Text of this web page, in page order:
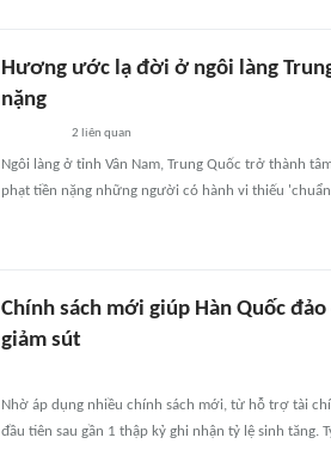
Hương ước lạ đời ở ngôi làng
nặng
2 liên quan
Ngôi làng ở tỉnh Vân Nam, Trung Quốc trở thành
phạt tiền nặng những người có hành vi thiếu
Chính sách mới giúp Hàn Quốc
giảm sút
Nhờ áp dụng nhiều chính sách mới, từ hỗ trợ tài
đầu tiên sau gần 1 thập kỷ ghi nhận tỷ lệ sinh tăng.